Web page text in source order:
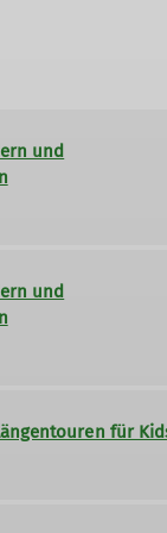
und
und
für